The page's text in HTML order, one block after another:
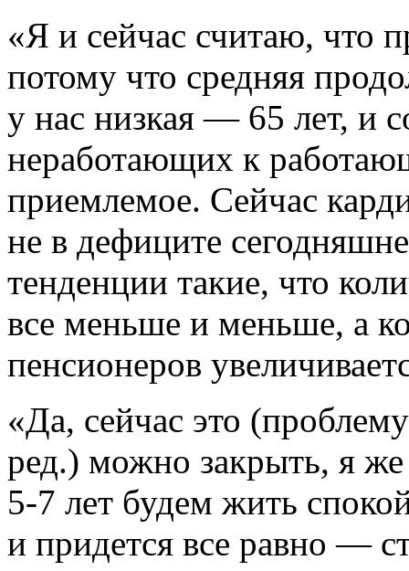
«Я и сейчас считаю, что
потому что средняя
у нас низкая — 65 лет, и
неработающих к
приемлемое. Сейчас
не в дефиците
тенденции такие, что
все меньше и меньше, а
пенсионеров
«Да, сейчас это
ред.) можно закрыть, я
5-7 лет будем жить
и придется все равно —